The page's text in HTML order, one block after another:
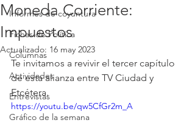
Informes de coyuntura
Fichas de Política
Columnas
Actividades
Entrevistas
Gráfico de la semana
Moneda Corriente:
Impuestos
Actualizado: 16 may 2023
Te invitamos a revivir el tercer capítulo
de esta alianza entre TV Ciudad y
Etcétera.
https://youtu.be/qw5CfGr2m_A